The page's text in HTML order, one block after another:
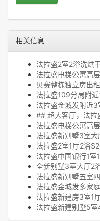
相关信息
法拉盛2室2浴洗烘
法拉盛电梯公寓高
贝赛整栋独立房出租
法拉盛109分局附
法拉盛金城发附近
## 超大客厅，法
法拉盛电梯公寓高
法拉盛新别墅3室
法拉盛2室1厅2浴
法拉盛中国银行1
全新别墅3室大厅2
法拉盛新别墅五室
法拉盛金城发多家
法拉盛新建房3室1
法拉盛新建别墅5